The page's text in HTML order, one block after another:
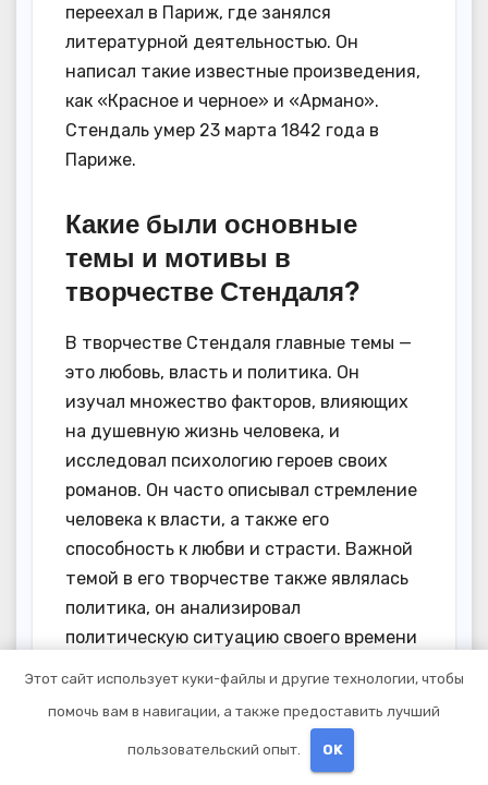
переехал в Париж, где занялся
литературной деятельностью. Он
написал такие известные произведения,
как «Красное и черное» и «Армано».
Стендаль умер 23 марта 1842 года в
Париже.
Какие были основные
темы и мотивы в
творчестве Стендаля?
В творчестве Стендаля главные темы —
это любовь, власть и политика. Он
изучал множество факторов, влияющих
на душевную жизнь человека, и
исследовал психологию героев своих
романов. Он часто описывал стремление
человека к власти, а также его
способность к любви и страсти. Важной
темой в его творчестве также являлась
политика, он анализировал
политическую ситуацию своего времени
характерными для романтизма, в
котором работал Стендаль.
Этот сайт использует куки-файлы и другие технологии, чтобы
помочь вам в навигации, а также предоставить лучший
пользовательский опыт. OK